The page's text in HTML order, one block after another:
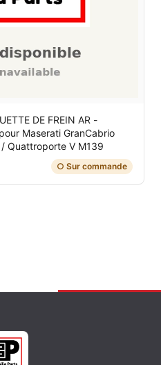
DE FREIN AR -
pour Maserati GranCabrio
Quattroporte V M139
○ Sur commande